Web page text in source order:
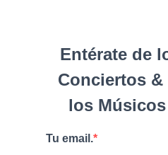
Entérate de
Conciertos
los
Tu email.